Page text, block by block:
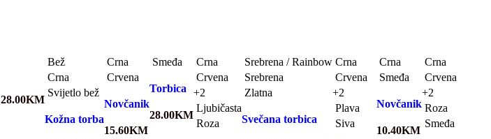
28.00KM
Bež
Crna
Svijetlo bež
Kožna torba
Crna
Crvena
Novčanik
15.60KM
Smeđa
Torbica
28.00KM
Crna
Crvena
+2
Ljubičasta
Roza
Srebrena / Rainbow
Srebrena
Zlatna
Svečana torbica
Crna
Crvena
+2
Plava
Siva
Crna
Smeđa
Novčanik
10.40KM
Crna
Crvena
+2
Roza
Smeđa